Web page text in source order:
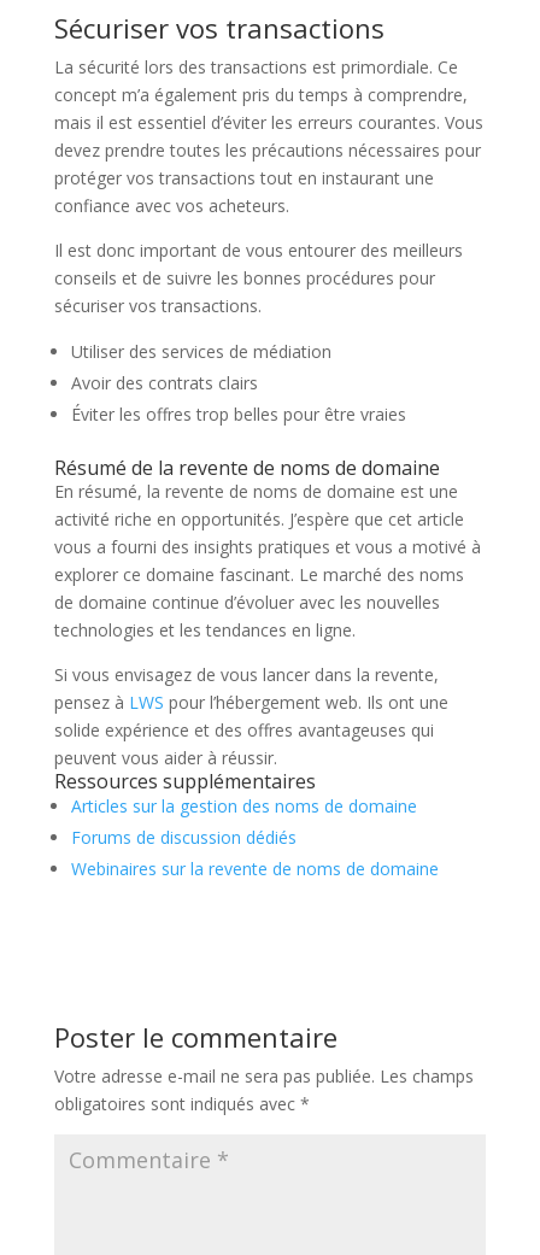
Sécuriser vos transactions
La sécurité lors des transactions est primordiale. Ce
concept m’a également pris du temps à comprendre,
mais il est essentiel d’éviter les erreurs courantes. Vous
devez prendre toutes les précautions nécessaires pour
protéger vos transactions tout en instaurant une
confiance avec vos acheteurs.
Il est donc important de vous entourer des meilleurs
conseils et de suivre les bonnes procédures pour
sécuriser vos transactions.
Utiliser des services de médiation
Avoir des contrats clairs
Éviter les offres trop belles pour être vraies
Résumé de la revente de noms de domaine
En résumé, la revente de noms de domaine est une
activité riche en opportunités. J’espère que cet article
vous a fourni des insights pratiques et vous a motivé à
explorer ce domaine fascinant. Le marché des noms
de domaine continue d’évoluer avec les nouvelles
technologies et les tendances en ligne.
Si vous envisagez de vous lancer dans la revente,
pensez à LWS pour l’hébergement web. Ils ont une
solide expérience et des offres avantageuses qui
peuvent vous aider à réussir.
Ressources supplémentaires
Articles sur la gestion des noms de domaine
Forums de discussion dédiés
Webinaires sur la revente de noms de domaine
Poster le commentaire
Votre adresse e-mail ne sera pas publiée. Les champs
obligatoires sont indiqués avec *